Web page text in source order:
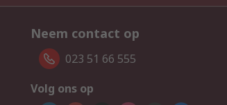
Neem contact op
023 51 66 555
Volg ons op